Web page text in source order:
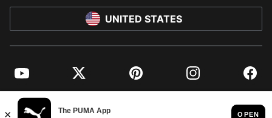
UNITED STATES
YouTube Twitter Pinterest Instagram
© PUMA NORTH AMERICA, INC.
IMPRINT AND LEGAL DATA